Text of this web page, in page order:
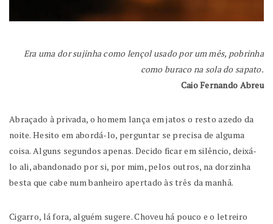
Era uma dor sujinha como lençol usado por um mês, pobrinha
como buraco na sola do sapato.
Caio Fernando Abreu
Abraçado à privada, o homem lança em jatos o resto azedo da
noite. Hesito em abordá-lo, perguntar se precisa de alguma
coisa. Alguns segundos apenas. Decido ficar em silêncio, deixá-
lo ali, abandonado por si, por mim, pelos outros, na dorzinha
besta que cabe num banheiro apertado às três da manhã.
Cigarro, lá fora, alguém sugere. Choveu há pouco e o letreiro